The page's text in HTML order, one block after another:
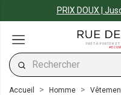
PRIX DOUX |
PRÊT-À-PORTER ET
Accueil Homme